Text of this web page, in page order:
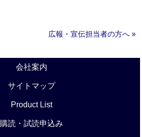
広報・宣伝担当者の方へ »
会社案内
サイトマップ
Product List
購読・試読申込み